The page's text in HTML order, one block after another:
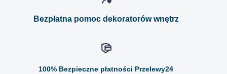
Bezpłatna pomoc dekoratorów wnętrz
100% Bezpieczne płatności Przelewy24